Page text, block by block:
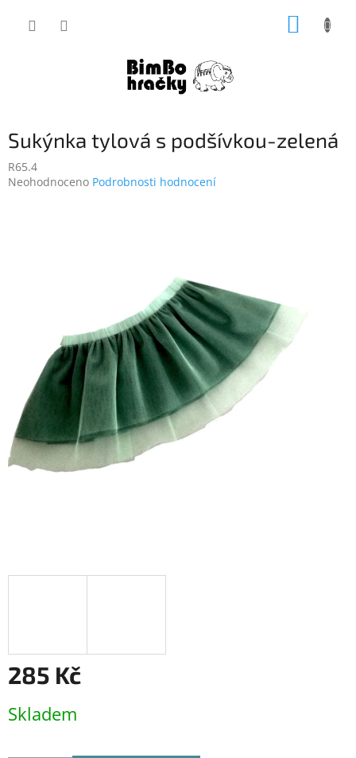
Sukýnka tylová s podšívkou-zelená
R65.4
Průměrné
Neohodnoceno Podrobnosti hodnocení
285 Kč
cena:
Skladem